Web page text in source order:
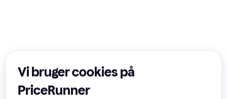
(Xbox 360)
Sport, Racing, PEGI
aldersmærkning: 3, 7
LEGO Batman 2 DC
Super Heroes Videospil
Vi bruger cookies på
PriceRunner